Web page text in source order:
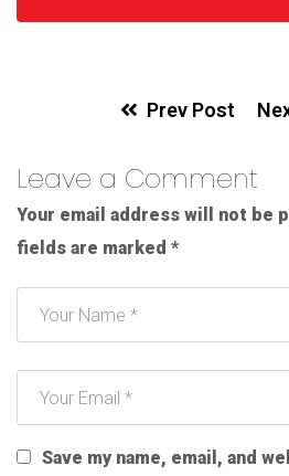
Prev Post
Leave a Comment
Your email address will not be
fields are marked *
Save my name, email, and